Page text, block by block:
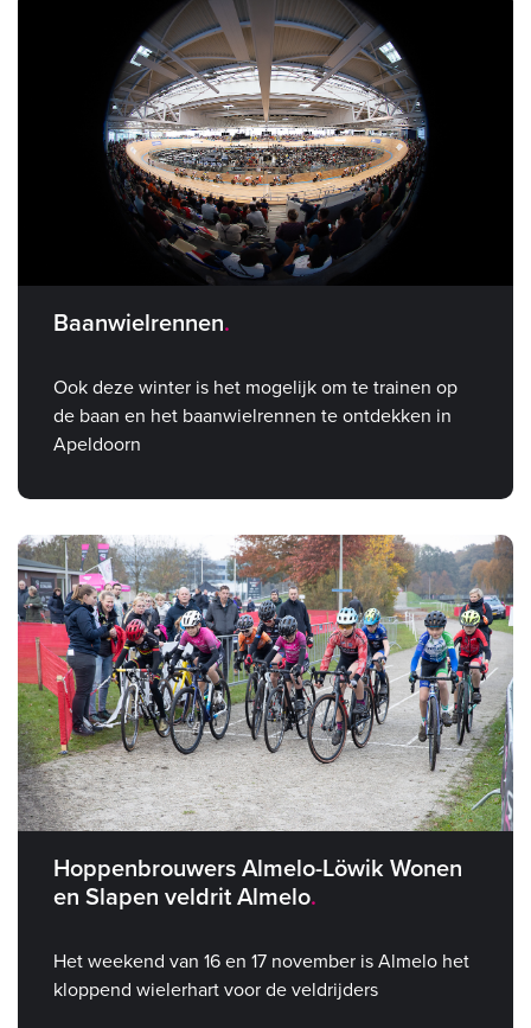
Baanwielrennen
Ook deze winter is het mogelijk om te trainen op
de baan en het baanwielrennen te ontdekken in
Apeldoorn
Hoppenbrouwers Almelo-Löwik Wonen
en Slapen veldrit Almelo
Het weekend van 16 en 17 november is Almelo het
kloppend wielerhart voor de veldrijders